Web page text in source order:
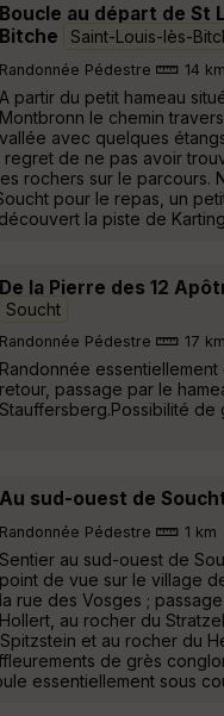
Boucle au départ de St
Bitche
Saint-Louis-lès-
Randonnée Pédestre 14
A partir du petit hameau
Montbronn le chemin
vallée avec quelques
regret de ne pas avoir
rochers sur le parcours.
pour le repas, un
la piste de
De la Pierre des 12
Soucht
Randonnée Pédestre 17
Randonnée essentiellement
retour, passage par le
Stauffersberg.Possibilité de
Au sud-ouest de
Randonnée Pédestre 1 km
Sentier au sud-ouest de
point de vue sur le village
la rue des Vosges ;
Hollert, au rocher du
et au rocher du
de grès
essentiellement sous